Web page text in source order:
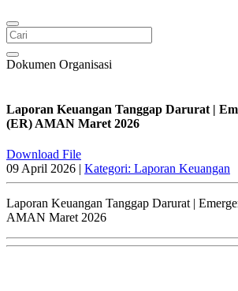
Dokumen Organisasi
Laporan Keuangan Tanggap Darurat |
(ER) AMAN Maret 2026
Download File
09 April 2026 | Kategori: Laporan Keuangan
Laporan Keuangan Tanggap Darurat |
AMAN Maret 2026